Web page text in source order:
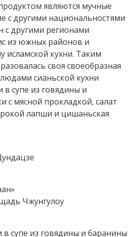
являются мучные
с другими национальностями
с другими регионами
из южных районов и
исламской кухни. Таким
своя своеобразная
сианьской кухни
супе из говядины и
с мясной прокладкой, салат
лапши и цишаньская
Чжунгулоу
супе из говядины и баранины